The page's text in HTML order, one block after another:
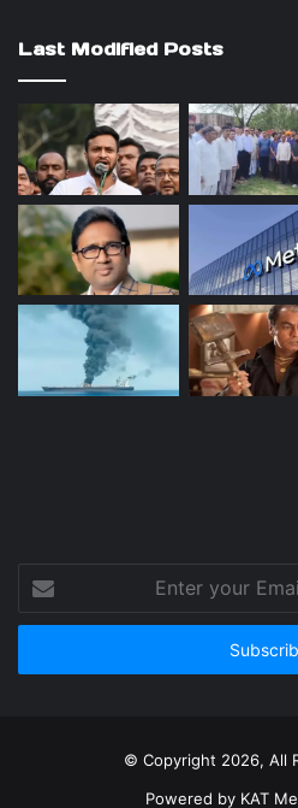
Last Modified Posts
your
Email
© Copyright 2026, All
Powered by KAT